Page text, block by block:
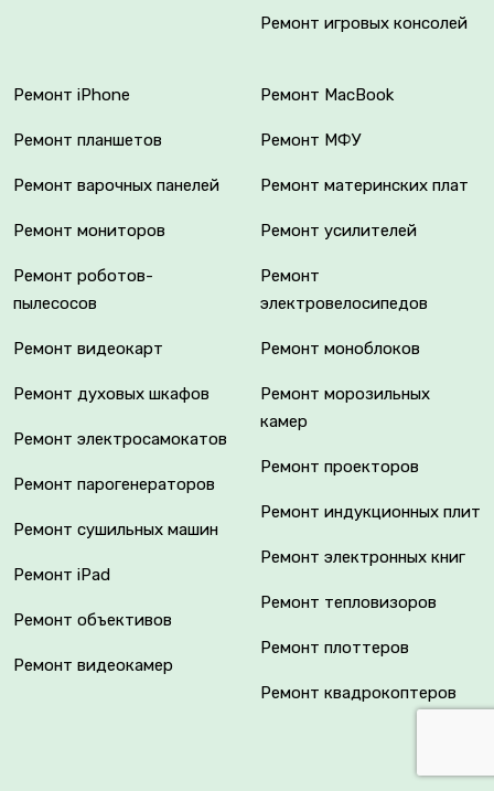
Ремонт игровых консолей
Ремонт iPhone
Ремонт планшетов
Ремонт варочных панелей
Ремонт мониторов
Ремонт роботов-
пылесосов
Ремонт видеокарт
Ремонт духовых шкафов
Ремонт электросамокатов
Ремонт парогенераторов
Ремонт сушильных машин
Ремонт iPad
Ремонт объективов
Ремонт видеокамер
Ремонт MacBook
Ремонт МФУ
Ремонт материнских плат
Ремонт усилителей
Ремонт
электровелосипедов
Ремонт моноблоков
Ремонт морозильных
камер
Ремонт проекторов
Ремонт индукционных плит
Ремонт электронных книг
Ремонт тепловизоров
Ремонт плоттеров
Ремонт квадрокоптеров